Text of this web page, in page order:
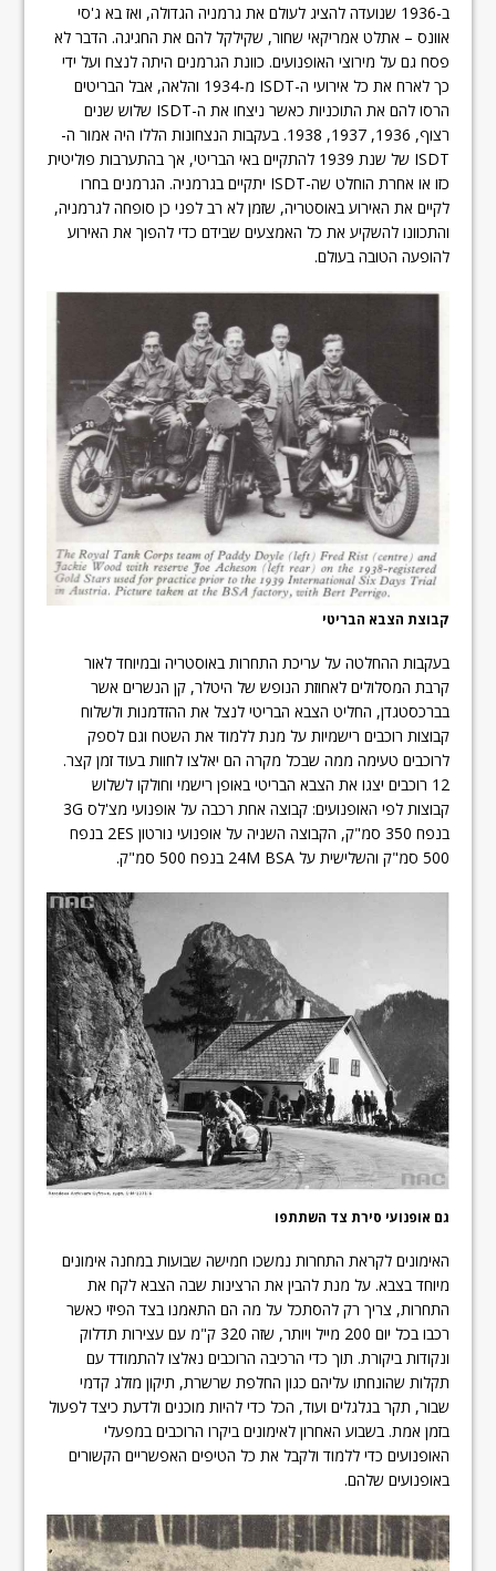
ב-1936 שנועדה להציג לעולם את גרמניה הגדולה, ואז בא ג'סי
אוונס – אתלט אמריקאי שחור, שקילקל להם את החגיגה. הדבר לא
פסח גם על מירוצי האופנועים. כוונת הגרמנים היתה לנצח ועל ידי
כך לארח את כל אירועי ה-ISDT מ-1934 והלאה, אבל הבריטים
הרסו להם את התוכניות כאשר ניצחו את ה-ISDT שלוש שנים
רצוף, 1936, 1937, 1938. בעקבות הנצחונות הללו היה אמור ה-
ISDT של שנת 1939 להתקיים באי הבריטי, אך בהתערבות פוליטית
כזו או אחרת הוחלט שה-ISDT יתקיים בגרמניה. הגרמנים בחרו
לקיים את האירוע באוסטריה, שזמן לא רב לפני כן סופחה לגרמניה,
והתכוונו להשקיע את כל האמצעים שבידם כדי להפוך את האירוע
להופעה הטובה בעולם.
קבוצת הצבא הבריטי
בעקבות ההחלטה על עריכת התחרות באוסטריה ובמיוחד לאור
קרבת המסלולים לאחוזת הנופש של היטלר, קן הנשרים אשר
בברכסטגדן, החליט הצבא הבריטי לנצל את ההזדמנות ולשלוח
קבוצות רוכבים רישמיות על מנת ללמוד את השטח וגם לספק
לרוכבים טעימה ממה שבכל מקרה הם יאלצו לחוות בעוד זמן קצר.
12 רוכבים יצגו את הצבא הבריטי באופן רישמי וחולקו לשלוש
קבוצות לפי האופנועים: קבוצה אחת רכבה על אופנועי מצ'לס 3G
בנפח 350 סמ"ק, הקבוצה השניה על אופנועי נורטון 2ES בנפח
500 סמ"ק והשלישית על 24M BSA בנפח 500 סמ"ק.
גם אופנועי סירת צד השתתפו
האימונים לקראת התחרות נמשכו חמישה שבועות במחנה אימונים
מיוחד בצבא. על מנת להבין את הרצינות שבה הצבא לקח את
התחרות, צריך רק להסתכל על מה הם התאמנו בצד הפיזי כאשר
רכבו בכל יום 200 מייל ויותר, שזה 320 ק"מ עם עצירות תדלוק
ונקודות ביקורת. תוך כדי הרכיבה הרוכבים נאלצו להתמודד עם
תקלות שהונחתו עליהם כגון החלפת שרשרת, תיקון מזלג קדמי
שבור, תקר בגלגלים ועוד, הכל כדי להיות מוכנים ולדעת כיצד לפעול
בזמן אמת. בשבוע האחרון לאימונים ביקרו הרוכבים במפעלי
האופנועים כדי ללמוד ולקבל את כל הטיפים האפשריים הקשורים
באופנועים שלהם.